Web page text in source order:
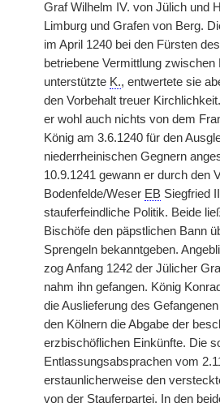
Graf Wilhelm IV. von Jülich und
Limburg und Grafen von Berg.
im April 1240 bei den Fürsten
betriebene Vermittlung
unterstützte K., entwertete sie
den Vorbehalt treuer
er wohl auch nichts von dem
König am 3.6.1240 für den
niederrheinischen Gegnern
10.9.1241 gewann er durch den
Bodenfelde/Weser EB Siegfried
stauferfeindliche Politik. Beide
Bischöfe den päpstlichen Bann
Sprengeln bekanntgeben.
zog Anfang 1242 der Jülicher
nahm ihn gefangen. König
die Auslieferung des
den Kölnern die Abgabe der
erzbischöflichen Einkünfte. Die
Entlassungsabsprachen vom
erstaunlicherweise den
von der Stauferpartei. In den